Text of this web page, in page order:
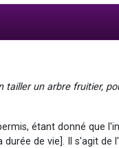
tailler un arbre fruitier,
étant donné que
de vie]. Il s'agit de